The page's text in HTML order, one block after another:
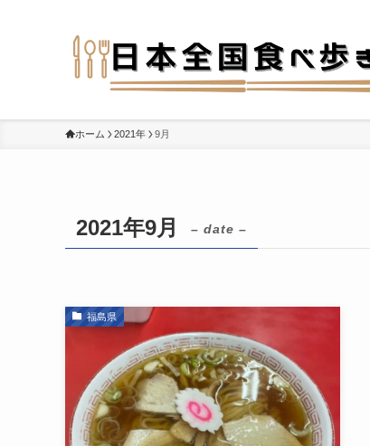
ホーム 2021年 9月
2021年9月 – date –
福島県